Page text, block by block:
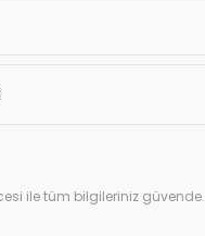
ile tüm bilgileriniz güvende.